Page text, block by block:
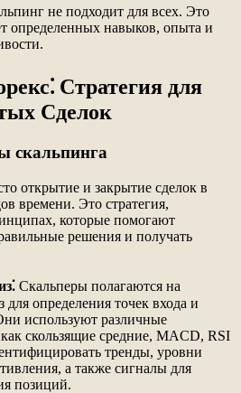
не подходит для всех. Это
определенных навыков, опыта и
Стратегия для
Сделок
скальпинга
открытие и закрытие сделок в
времени. Это стратегия,
которые помогают
решения и получать
Скальперы полагаются на
для определения точек входа и
используют различные
скользящие средние, MACD, RSI
тренды, уровни
а также сигналы для
позиций.